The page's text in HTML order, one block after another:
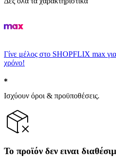
Γίνε μέλος στο SHOPFLIX max
χρόνο!
Ισχύουν όροι & προϋποθέσεις.
Το προϊόν δεν ειναι